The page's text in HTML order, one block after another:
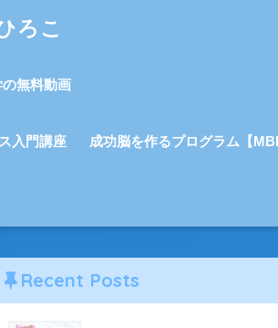
ろこ
無料動画
入門講座 成功脳を作るプログラム【
Recent Posts